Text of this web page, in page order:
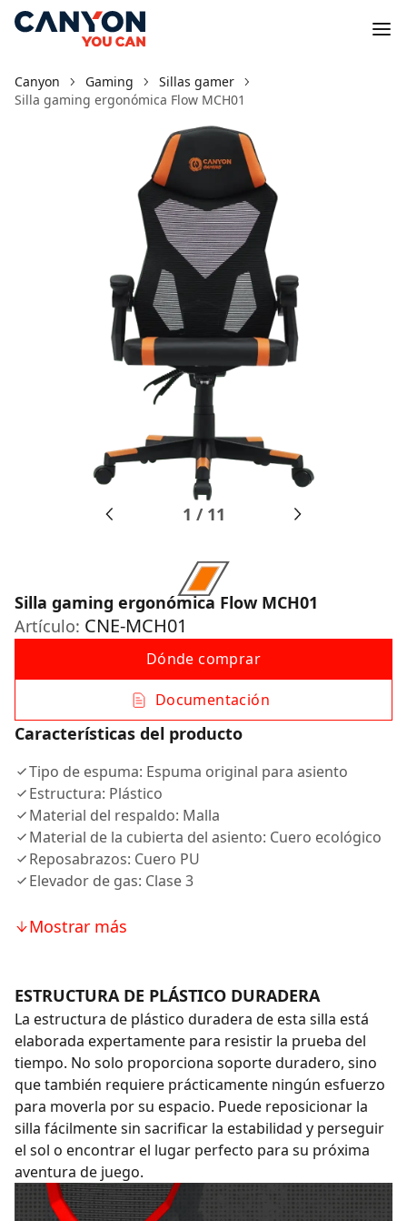
Canyon Gaming
Sillas gamer
Silla gaming ergonómica Flow MCH01
1 / 11
Silla gaming ergonómica Flow MCH01
Artículo: CNE-MCH01
Dónde comprar
Documentación
Características del producto
Tipo de espuma: Espuma original para asiento
Estructura: Plástico
Material del respaldo: Malla
Material de la cubierta del asiento: Cuero ecológico
Reposabrazos: Cuero PU
Elevador de gas: Clase 3
Mostrar más
ESTRUCTURA DE PLÁSTICO DURADERA
La estructura de plástico duradera de esta silla está
elaborada expertamente para resistir la prueba del
tiempo. No solo proporciona soporte duradero, sino
que también requiere prácticamente ningún esfuerzo
para moverla por su espacio. Puede reposicionar la
silla fácilmente sin sacrificar la estabilidad y perseguir
el sol o encontrar el lugar perfecto para su próxima
aventura de juego.